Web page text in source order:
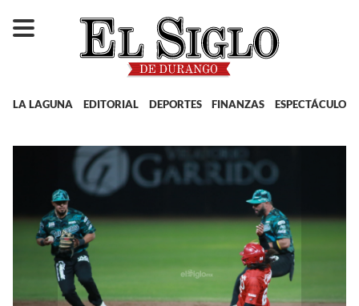
LA LAGUNA EDITORIAL DEPORTES FINANZAS ESPECTÁCULOS